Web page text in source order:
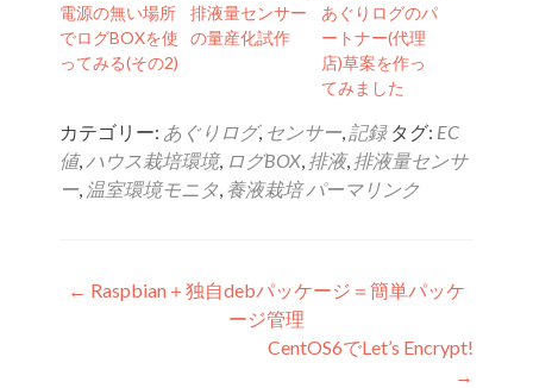
電源の無い場所
でログBOXを使
ってみる(その2)
排液量センサー
の量産化試作
あぐりログのパ
ートナー(代理
店)草案を作っ
てみました
カテゴリー: あぐりログ, センサー 記録タグ: EC
値, ハウス栽培環境, ログBOX 排液, 排液量センサ
ー 温室環境モニタ 養液栽培 パーマリンク
投稿ナビゲーション
← Raspbian＋独自debパッケージ＝簡単パッケ
ージ管理
CentOS6でLet’s Encrypt!
→